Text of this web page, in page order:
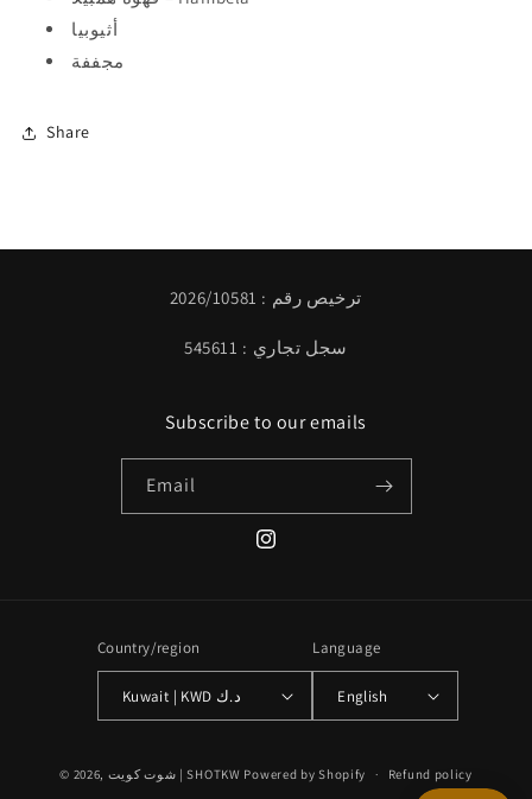
أثيوبيا
مجففة
Share
ترخيص رقم : 2026/10581
سجل تجاري : 545611
Subscribe to our emails
Email
Instagram
Country/region
Kuwait | KWD د.ك
Language
English
methods
© 2026, شوت كويت | SHOTKW Powered by Shopify Refund policy